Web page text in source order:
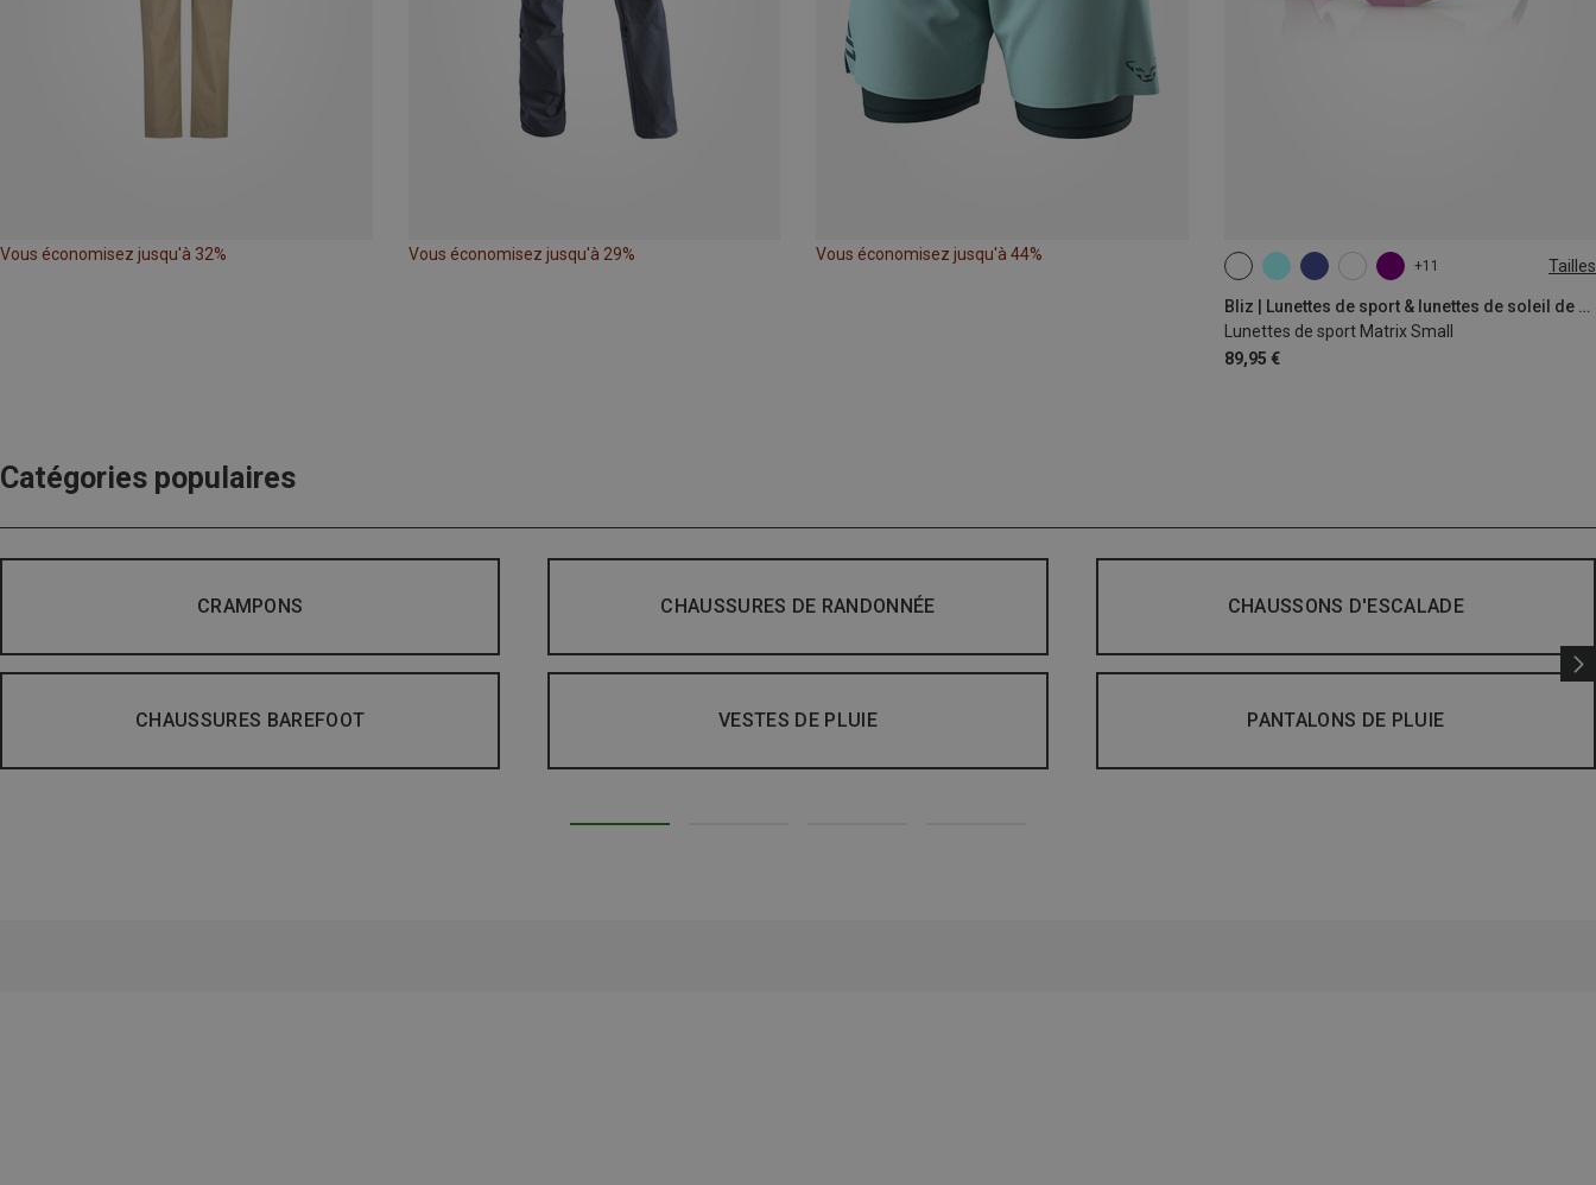
Vous économisez jusqu'à 32% Vous économisez jusqu'à 29% Vous économisez jusqu'à 44%
+11 Tailles
Bliz | Lunettes de sport & lunettes de soleil de sport
Lunettes de sport Matrix Small
89,95 €
ONE SIZE
Catégories populaires
CRAMPONS CHAUSSURES DE RANDONNÉE CHAUSSONS D'ESCALADE
CHAUSSURES BAREFOOT VESTES DE PLUIE PANTALONS DE PLUIE